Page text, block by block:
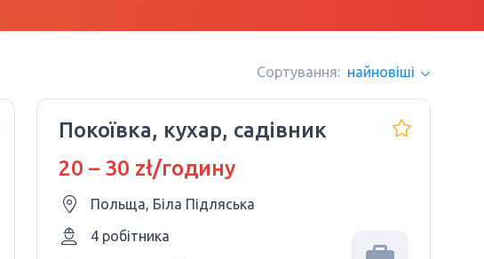
Сортування: найновіші
Покоївка, кухар, садівник
20 – 30 zł/годину
Польща, Біла Підляська
4 робітника